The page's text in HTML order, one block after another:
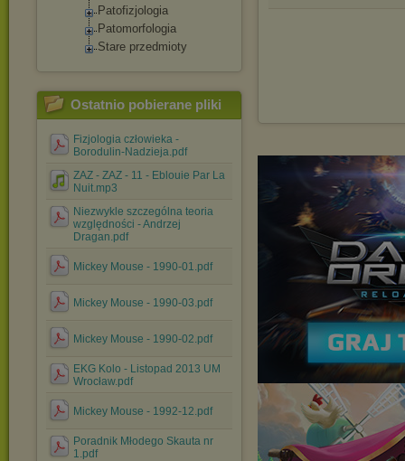
Patofizjologia
Patomorfologia
Stare przedmioty
Ostatnio pobierane pliki
Fizjologia człowieka -
Borodulin-Nadzieja.pdf
ZAZ - ZAZ - 11 - Eblouie Par La
Nuit.mp3
Niezwykle szczególna teoria
względności - Andrzej
Dragan.pdf
Mickey Mouse - 1990-01.pdf
Mickey Mouse - 1990-03.pdf
Mickey Mouse - 1990-02.pdf
EKG Kolo - Listopad 2013 UM
Wrocław.pdf
Mickey Mouse - 1992-12.pdf
Poradnik Młodego Skauta nr
1.pdf